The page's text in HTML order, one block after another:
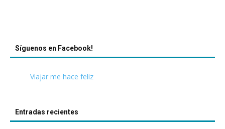
Síguenos en Facebook!
Viajar me hace feliz
Entradas recientes